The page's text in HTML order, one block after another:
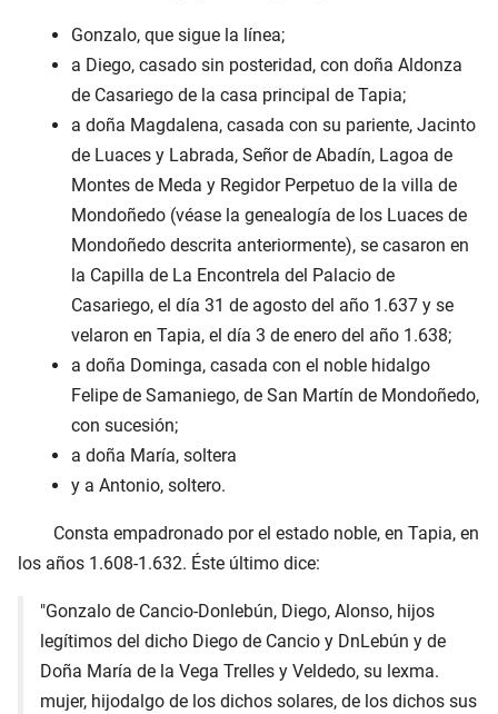
Gonzalo, que sigue la línea;
a Diego, casado sin posteridad, con doña Aldonza
de Casariego de la casa principal de Tapia;
a doña Magdalena, casada con su pariente, Jacinto
de Luaces y Labrada, Señor de Abadín, Lagoa de
Montes de Meda y Regidor Perpetuo de la villa de
Mondoñedo (véase la genealogía de los Luaces de
Mondoñedo descrita anteriormente), se casaron en
la Capilla de La Encontrela del Palacio de
Casariego, el día 31 de agosto del año 1.637 y se
velaron en Tapia, el día 3 de enero del año 1.638;
a doña Dominga, casada con el noble hidalgo
Felipe de Samaniego, de San Martín de Mondoñedo,
con sucesión;
a doña María, soltera
y a Antonio, soltero.
Consta empadronado por el estado noble, en Tapia, en
los años 1.608-1.632. Éste último dice:
"Gonzalo de Cancio-Donlebún, Diego, Alonso, hijos
legítimos del dicho Diego de Cancio y DnLebún y de
Doña María de la Vega Trelles y Veldedo, su lexma.
mujer, hijodalgo de los dichos solares, de los dichos sus